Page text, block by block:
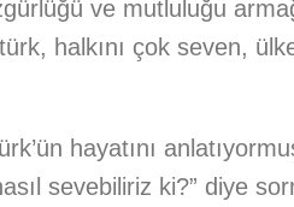
ve mutluluğu
halkını çok seven,
hayatını
sevebiliriz ki?” diye